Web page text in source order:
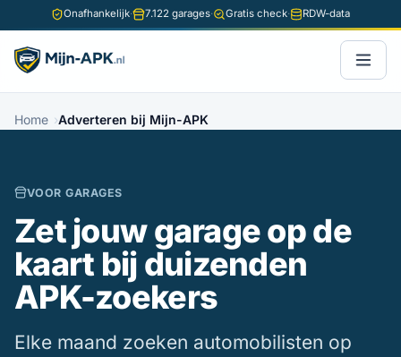
Onafhankelijk· 7.122 garages· Gratis check· RDW-data
Home Adverteren bij Mijn-APK
VOOR GARAGES
Zet jouw garage op de
kaart bij duizenden
APK-zoekers
Elke maand zoeken automobilisten op